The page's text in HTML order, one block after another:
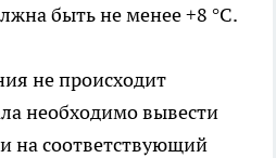
быть не менее +8 °C.
не происходит
необходимо вывести
на соответствующий